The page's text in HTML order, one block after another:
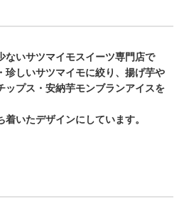
ないサツマイモスイーツ専門店で
珍しいサツマイモに絞り、揚げ芋や
ップス・安納芋モンブランアイスを
いたデザインにしています。